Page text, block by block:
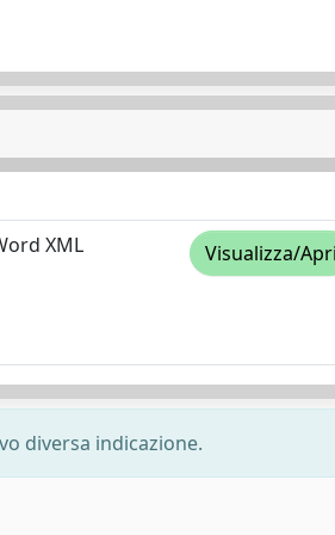
XML Visualizza/
diversa indicazione.